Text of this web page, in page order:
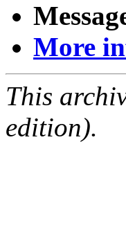
More
This
edition).